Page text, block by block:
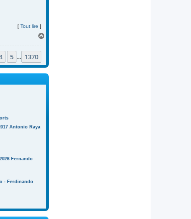
[ Tout lire ]
5 1370
Antonio Raya
Fernando
- Ferdinando